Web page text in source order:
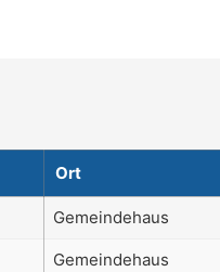
Ort
Gemeindehaus
Gemeindehaus